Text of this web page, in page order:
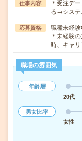
仕事内容
＊受注デ
る→システ
応募資格
職種未経
＊未経験
時、キャ
職場の雰囲気
年齢層
20代
男女比率
女性